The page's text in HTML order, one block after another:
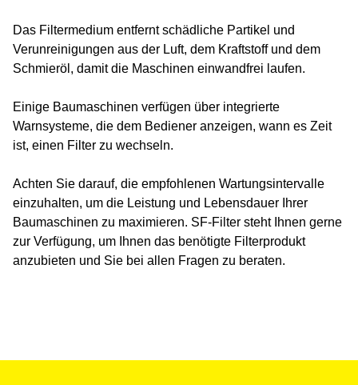
Das Filtermedium entfernt schädliche Partikel und
Verunreinigungen aus der Luft, dem Kraftstoff und dem
Schmieröl, damit die Maschinen einwandfrei laufen.
Einige Baumaschinen verfügen über integrierte
Warnsysteme, die dem Bediener anzeigen, wann es Zeit
ist, einen Filter zu wechseln.
Achten Sie darauf, die empfohlenen Wartungsintervalle
einzuhalten, um die Leistung und Lebensdauer Ihrer
Baumaschinen zu maximieren. SF-Filter steht Ihnen gerne
zur Verfügung, um Ihnen das benötigte Filterprodukt
anzubieten und Sie bei allen Fragen zu beraten.